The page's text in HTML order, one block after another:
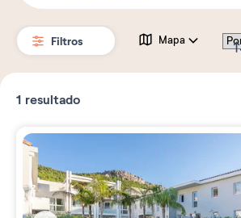
Filtros Mapa
1 resultado